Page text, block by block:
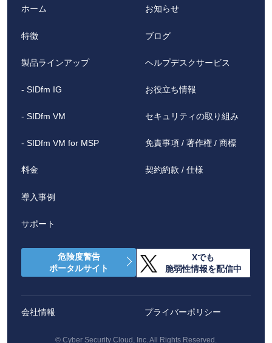
ホーム
特徴
製品ラインアップ
- SIDfm IG
- SIDfm VM
- SIDfm VM for MSP
料金
導入事例
サポート
お知らせ
ブログ
ヘルプデスクサービス
お役立ち情報
セキュリティの取り組み
免責事項 / 著作権 / 商標
契約約款 / 仕様
危険度警告
ポータルサイト
Xでも
脆弱性情報を配信中
会社情報 プライバーポリシー
© Cyber Security Cloud, Inc. All Rights Reserved.